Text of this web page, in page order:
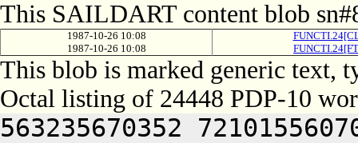
This SAILDART content blob
1987-10-26 10:08
1987-10-26 10:08
This blob is marked generic text,
Octal listing of 24448 PDP-10
563235670352 721015560706 713376306424 563116260714 723516272712 064253462312 632714267736 657315167312 756710346236 516704020246 703134364714 647074172322 677357606424 563114563270 617214170330 647354575614 727354372322 677356320322 671016464312 202416267716 713035566712 711011167350 627454660706 627741505032 052714262716 647350364302 703514571100 311357341736 667335767100 463236370100 477055262706 721012374746 723135520246 703134364714 647074172322 677357622432 053670672734 617515167734 715015167100 723214520240 713374771302 667334571100 447356462744 633034362774 756156567306 723235767346 203235620350 643124050344 677176260732 667136220222 673514571314 607074577032 050321252320 647464062336 617535562734 721016760746 203576264750 723135620304 745010460734 647135420216 271010267704 713376726100 463235662302 202165620210 626335161720 647135426270 613454560726 064252264706 643036262100 501344043702 613455162730 261012367734 747024042534 202274562734 625304043744 627175771100 457234375302 663136326100 607354420210 607555162100 405344046736 677345606424 064250367734 723455161352 723376271500 723364072320 647464062336 617535562734 721015167306 663534462500 503036471322 617264042352 717476562130 202274567334 627515020226 607215626270 613454560726 064251264732 202274566740 631304046302 713457120232 607475167350 627445420232 607455320246 723134664726 260321242302 673234566100 461344053712 647356262704 261014167310 202255767100 461012764322 723125606424 064253462734 622515172330 626414163712 064241505270 613134764734 517134372322 677357344734 723455762352 617515167734 770321206424 523215171500 617214170350 627444062312 717076264704 627464072320 625014672734 617515167734 715016071336 733234462710 203057120350 643124056206 462372356032 052416267716 713035566712 711011167350 627454660706 625344020100 202515062500 503455763744 607335562744 202235672312 713154161712 203075766740 713236362746 203515062500 717136420336 631001505314 727354372322 677356320302 673104066702 617455771500 723214172100 607454520346 727154664706 647135672100 633376220356 713236464734 635015567746 721015761324 627076426736 713234567350 627101505340 713374771302 667465620100 064241505250 643124062312 717076264740 723235767100 677144062702 617204063352 673076464736 671015167306 663534462746 203236471500 703536270336 717125420322 723464071762 673514174130 203515062432 053474566702 673515161746 203374620322 723464060744 637535562734 723464060734 621016262750 727455662710 203554166352 627465420302 673104067714 723135620302 671014574302 667415462432 053035662100 617455771746 267454563312 713135661712 715016467500 713135460750 627104063352 673076464736 673465620100 523215171500 617214170350 627444064746 203454563312 713135661712 064255560750 627455160730 203515060750 203454570752 647454571500 607344072734 623136271750 607354464734 635015763100 723214520304 607475161500 617375661712 703516320336 631016464312 200321241736 667335767100 463236370100 477055262706 721012374746 723135527100 202515062500 633535661750 647375671500 607454520302 713454167316 627104064734 203035470320 607054572322 615001505336 713114571100 633376220306 677356662734 647135672100 713134662744 627354362534 201001505032 052236420322 715016571712 633535420350 675014360750 627175771322 753124072320 625014672734 617515167734 715014167310 203334161744 677464060706 617376262322 673164072336 203515062722 710321271336 663124064734 203515064746 203476460734 623036262164 064241505270 533475364740 201456061502 064253461312 637235666322 717501505270 647514566766 563056566330 770321275650 677375471500 727474562100 633376220346 647336066312 203374265312 617505567744 647135672312 621016071336 637454166732 647354777032 050321252320 627474520350 677375471500 607315467756 203155771100 623134664734 647354720334 627564061730 607476362746 261015562750 643374471530 203035662100 637135662744 647064006424 633535661750 647375671530 203035662100 633376220332 607275167316 203235671750 607354362746 271004020246 677334520350 677375471500 727474562100 737236464322 671016464312 203055762362 064255763100 667136464336 623464060744 625014166346 675015464746 723134420320 627454527100 201012367732 625015763100 723214520332 607076267746 203315171750 627104064312 713124064302 733124006424 605014367744 713136370336 673115167316 203156567306 723235767100 723214172100 703136263336 713336320350 643124071702 667124072302 717264060750 203024066336 737136220330 627554566100